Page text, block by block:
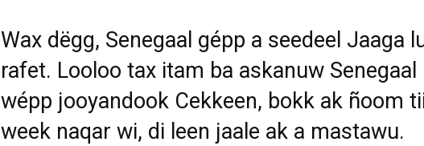
Wax dëgg, Senegaal gépp a seedeel Jaaga
rafet. Looloo tax itam ba askanuw Senegaal
wépp jooyandook Cekkeen, bokk ak ñoom
week naqar wi, di leen jaale ak a mastawu.